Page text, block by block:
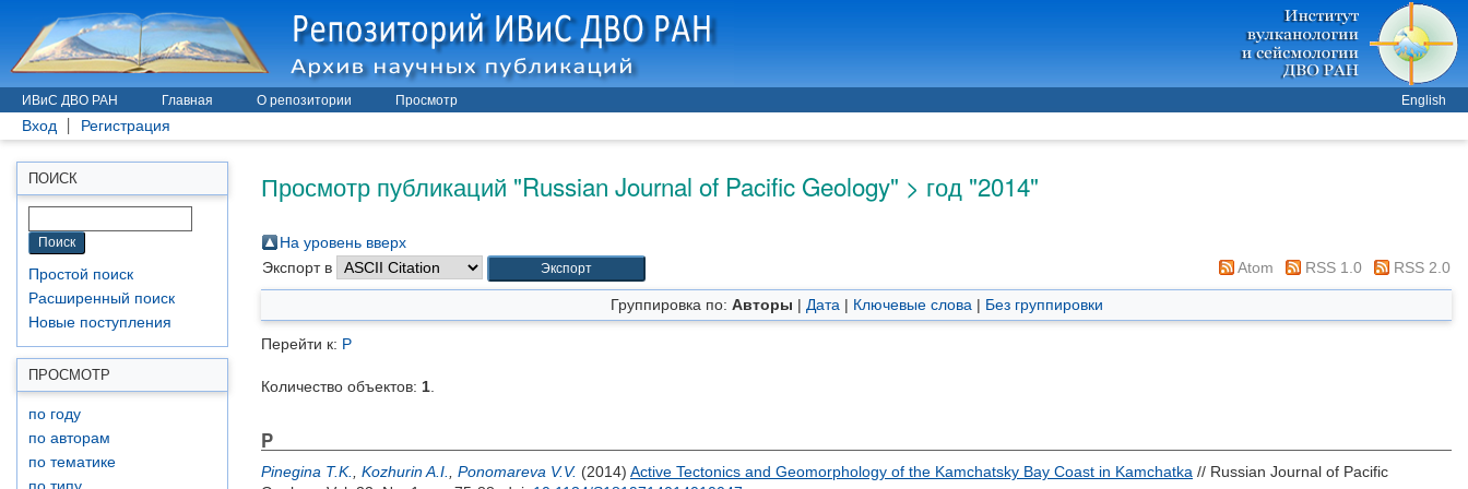
ИВиС ДВО РАН Главная О репозитории Просмотр English
Вход Регистрация
ПОИСК
Простой поиск
Расширенный поиск
Новые поступления
ПРОСМОТР
по году
по авторам
по тематике
Просмотр публикаций "Russian Journal of Pacific Geology" > год "2014"
На уровень вверх
Экспорт в
Atom RSS 1.0 RSS 2.0
Группировка по: Авторы | Дата | Ключевые слова | Без группировки
Перейти к: P
Количество объектов: 1
P
Pinegina T.K. Kozhurin A.I. Ponomareva V.V. (2014) Active Tectonics and Geomorphology of the Kamchatsky Bay Coast in Kamchatka // Russian Journal of Pacific